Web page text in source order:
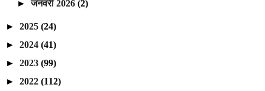
►जनवरी 2026(2)
► 2025 (24)
► 2024 (41)
► 2023 (99)
► 2022 (112)